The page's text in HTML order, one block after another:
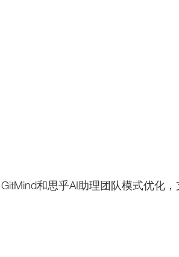
GitMind和思乎AI助理团队模式优化